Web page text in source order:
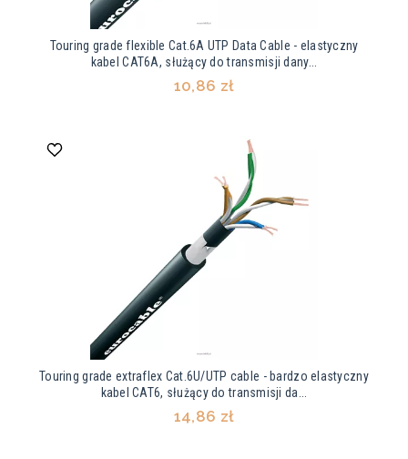
Touring grade flexible Cat.6A UTP Data Cable - elastyczny
kabel CAT6A, służący do transmisji dany...
10,86 zł
Touring grade extraflex Cat.6U/UTP cable - bardzo elastyczny
kabel CAT6, służący do transmisji da...
14,86 zł